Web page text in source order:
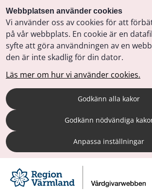
Webbplatsen använder cookies
Vi använder oss av cookies för att
på vår webbplats. En cookie är en
syfte att göra användningen av en
den är inte skadlig för din dator.
Läs mer om hur vi använder cookies.
Godkänn alla kakor
Godkänn nödvändiga
Anpassa inställningar